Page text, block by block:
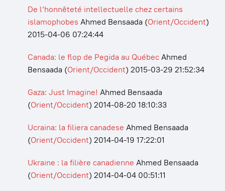
De l’honnêteté intellectuelle chez certains
islamophobes Ahmed Bensaada (Orient/Occident)
2015-04-06 07:24:44
Canada: le flop de Pegida au QuébecAhmed
Bensaada (Orient/Occident) 2015-03-29 21:52:34
Gaza: Just Imagine! Ahmed Bensaada
(Orient/Occident) 2014-08-20 18:10:33
Ucraina: la filiera canadese Ahmed Bensaada
(Orient/Occident) 2014-04-19 17:22:01
Ukraine : la filière canadienne Ahmed Bensaada
(Orient/Occident) 2014-04-04 00:51:11